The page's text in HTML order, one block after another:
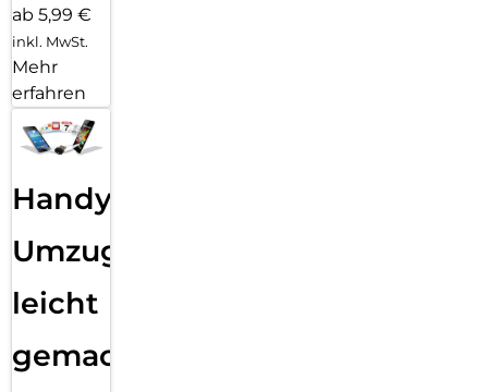
ab 5,99 €
inkl. MwSt.
Mehr
erfahren
Handy
Umzug
leicht
gemacht!